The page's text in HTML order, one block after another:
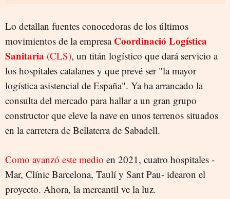
Lo detallan fuentes conocedoras de los últimos
movimientos de la empresa Coordinació Logística
Sanitaria (CLS), un titán logístico que dará servicio a
los hospitales catalanes y que prevé ser "la mayor
logística asistencial de España". Ya ha arrancado la
consulta del mercado para hallar a un gran grupo
constructor que eleve la nave en unos terrenos situados
en la carretera de Bellaterra de Sabadell.
Como avanzó este medio en 2021, cuatro hospitales -
Mar, Clínic Barcelona, Taulí y Sant Pau- idearon el
proyecto. Ahora, la mercantil ve la luz.